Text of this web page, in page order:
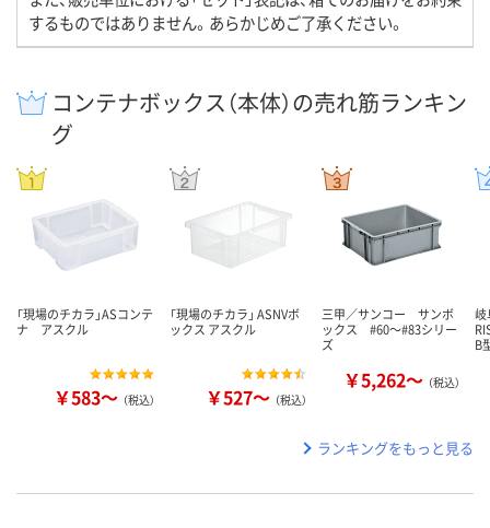
するものではありません。あらかじめご了承ください。
コンテナボックス（本体）の売れ筋ランキン
グ
「現場のチカラ」ASコンテ
ナ アスクル
￥583～ （税込）
「現場のチカラ」 ASNVボ
ックス アスクル
￥527～ （税込）
三甲／サンコー サンボ
ックス #60～#83シリー
ズ
￥5,262～ （税込）
岐
B
ランキングをもっと見る